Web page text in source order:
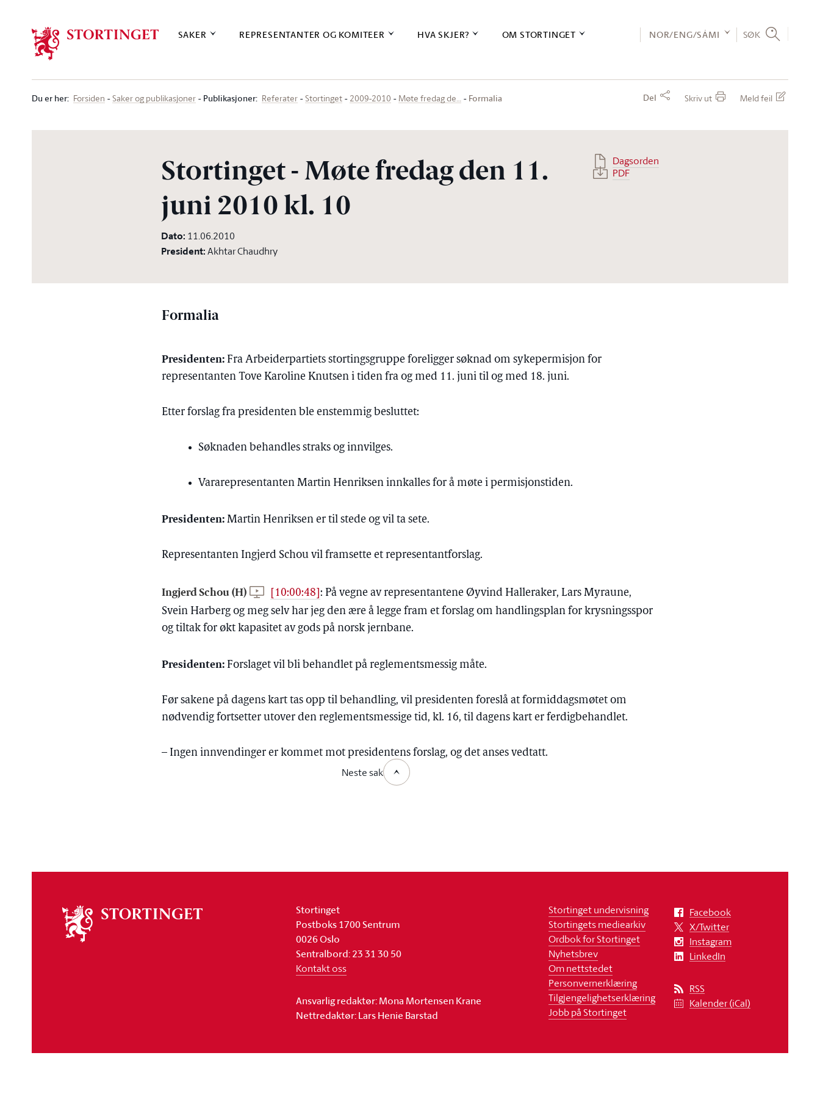
SAKER REPRESENTANTER OG KOMITEER HVA SKJER? OM STORTINGET NOR/ENG/SÁMI SØK
Du er her: Forsiden Saker og publikasjoner Publikasjoner: Referater Stortinget 2009-2010 Møte fredag de… Formalia Del Skriv ut Meld feil
Stortinget - Møte fredag den 11.
juni 2010 kl. 10
Dato: 11.06.2010
President:Akhtar Chaudhry
Dagsorden
PDF
Formalia
Presidenten: Fra Arbeiderpartiets stortingsgruppe foreligger søknad om sykepermisjon for
representanten Tove KarolineKnutsen i tiden fra og med 11. juni til og med 18. juni.
Etter forslag fra presidenten ble enstemmig besluttet:
Søknaden behandles straks og innvilges.
Vararepresentanten Martin Henriksen innkalles for å møte i permisjonstiden.
Presidenten: Martin Henriksen er til stede og vil ta sete.
Representanten Ingjerd Schou vil framsette et representantforslag.
Ingjerd Schou (H) [10:00:48]: På vegne av representantene Øyvind Halleraker, Lars Myraune,
Svein Harberg og meg selv har jeg den ære å legge fram et forslag om handlingsplan for krysningsspor
og tiltak for økt kapasitet av gods på norsk jernbane.
Presidenten: Forslaget vil bli behandlet på reglementsmessig måte.
Før sakene på dagens kart tas opp til behandling, vil presidenten foreslå at formiddagsmøtet om
nødvendig fortsetter utover den reglementsmessige tid, kl. 16, til dagens kart er ferdigbehandlet.
– Ingen innvendinger er kommet mot presidentens forslag, og det anses vedtatt.
Neste sak
stortinget
Stortinget
Postboks 1700 Sentrum
0026 Oslo
Sentralbord: 23 31 30 50
Kontakt oss
Ansvarlig redaktør: Mona Mortensen Krane
Nettredaktør: Lars Henie Barstad
Stortinget undervisning
Stortingets mediearkiv
Ordbok for Stortinget
Nyhetsbrev
Om nettstedet
Personvernerklæring
Tilgjengelighetserklæring
Jobb på Stortinget
Facebook
X/Twitter
Instagram
LinkedIn
RSS
Kalender (iCal)